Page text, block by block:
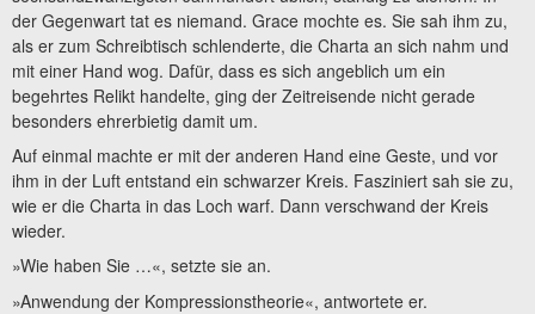
der Gegenwart tat es niemand. Grace mochte es. Sie sah ihm zu,
als er zum Schreibtisch schlenderte, die Charta an sich nahm und
mit einer Hand wog. Dafür, dass es sich angeblich um ein
begehrtes Relikt handelte, ging der Zeitreisende nicht gerade
besonders ehrerbietig damit um.
Auf einmal machte er mit der anderen Hand eine Geste, und vor
ihm in der Luft entstand ein schwarzer Kreis. Fasziniert sah sie zu,
wie er die Charta in das Loch warf. Dann verschwand der Kreis
wieder.
»Wie haben Sie …«, setzte sie an.
»Anwendung der Kompressionstheorie«, antwortete er.